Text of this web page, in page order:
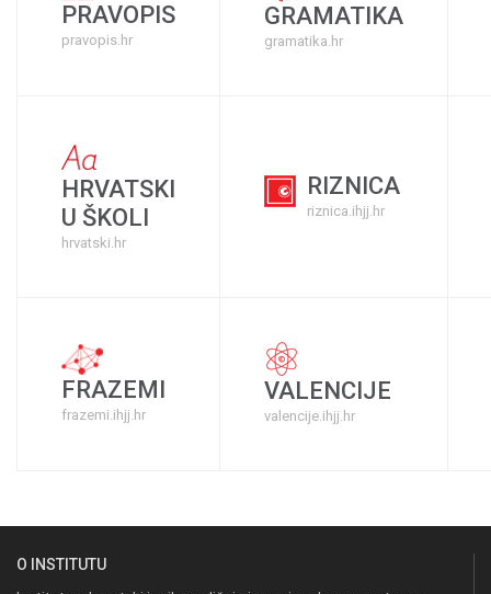
PRAVOPIS
pravopis.hr
GRAMATIKA
gramatika.hr
HRVATSKI
U ŠKOLI
hrvatski.hr
RIZNICA
riznica.ihjj.hr
FRAZEMI
frazemi.ihjj.hr
VALENCIJE
valencije.ihjj.hr
O INSTITUTU